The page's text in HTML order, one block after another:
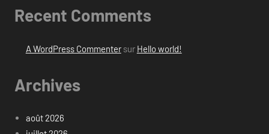
Recent Comments
A WordPress Commentersur Hello world!
Archives
août 2026